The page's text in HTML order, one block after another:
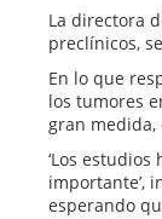
La directora
preclínicos,
En lo que
los tumores
gran medida,
‘Los
importante’,
esperando